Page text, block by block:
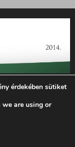
működésének
sz. támogatási
támogatta az
érdekében sütiket
are using or